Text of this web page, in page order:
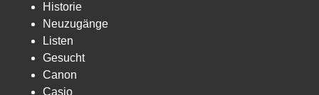
Historie
Neuzugänge
Listen
Gesucht
Canon
Casio